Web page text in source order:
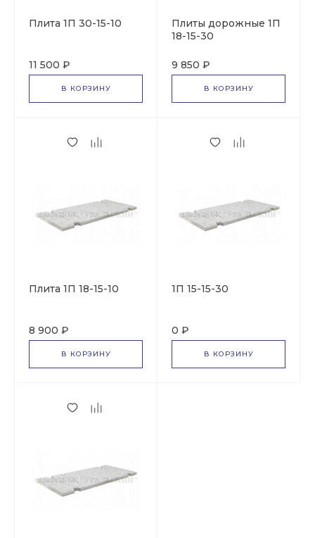
Плита 1П 30-15-10
11 500 ₽
В КОРЗИНУ
Плиты дорожные 1П
18-15-30
9 850 ₽
В КОРЗИНУ
Плита 1П 18-15-10
8 900 ₽
В КОРЗИНУ
1П 15-15-30
0 ₽
В КОРЗИНУ